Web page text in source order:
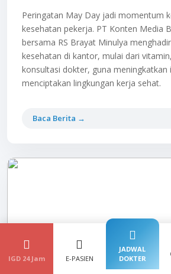
Peringatan May Day jadi momentum
kesehatan pekerja. PT Konten Media
bersama RS Brayat Minulya
kesehatan di kantor, mulai dari
konsultasi dokter, guna meningkatkan
menciptakan lingkungan kerja sehat.
Baca Berita →
IGD 24 Jam E-PASIEN
JADWAL
DOKTER